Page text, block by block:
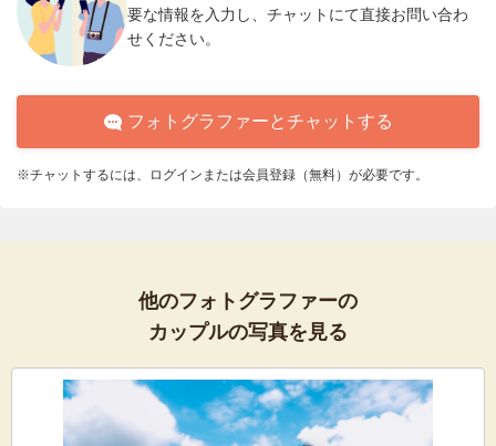
要な情報を入力し、チャットにて直接お問い合わ
せください。
フォトグラファーとチャットする
※チャットするには、ログインまたは会員登録（無料）が必要です。
他のフォトグラファーの
カップルの写真を見る